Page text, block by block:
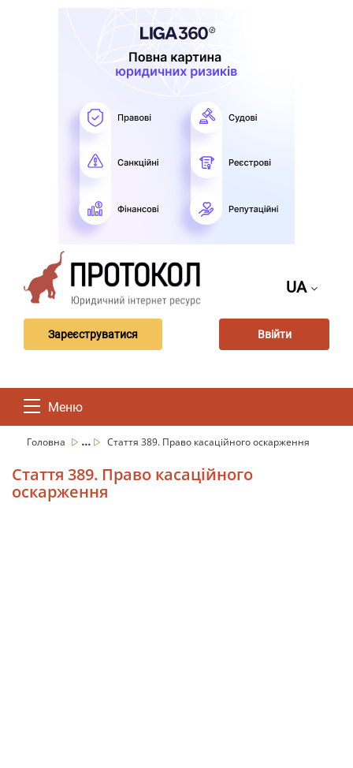
UA
Зареєструватися Ввійти
Меню
Головна ... Стаття 389. Право касаційного оскарження
Стаття 389. Право касаційного
оскарження